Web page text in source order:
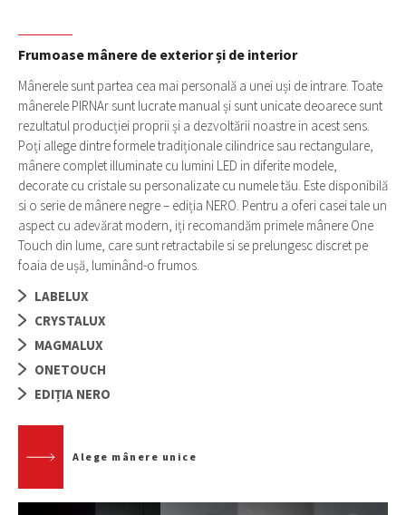
Frumoase mânere de exterior și de interior
Mânerele sunt partea cea mai personală a unei uși de intrare. Toate
mânerele PIRNAr sunt lucrate manual și sunt unicate deoarece sunt
rezultatul producției proprii și a dezvoltării noastre in acest sens.
Poți allege dintre formele tradiționale cilindrice sau rectangulare,
mânere complet illuminate cu lumini LED in diferite modele,
decorate cu cristale su personalizate cu numele tău. Este disponibilă
si o serie de mânere negre – ediția NERO. Pentru a oferi casei tale un
aspect cu adevărat modern, iți recomandăm primele mânere One
Touch din lume, care sunt retractabile si se prelungesc discret pe
foaia de ușă, luminând-o frumos.
LABELUX
CRYSTALUX
MAGMALUX
ONETOUCH
EDIȚIA NERO
Alege mânere unice